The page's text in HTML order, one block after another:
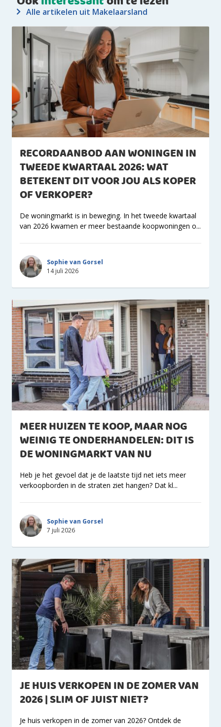
Alle artikelen uit Makelaarsland
RECORDAANBOD AAN WONINGEN IN
TWEEDE KWARTAAL 2026: WAT
BETEKENT DIT VOOR JOU ALS KOPER
OF VERKOPER?
De woningmarkt is in beweging. In het tweede kwartaal
van 2026 kwamen er meer bestaande koopwoningen o...
Sophie van Gorsel
14 juli 2026
MEER HUIZEN TE KOOP, MAAR NOG
WEINIG TE ONDERHANDELEN: DIT IS
DE WONINGMARKT VAN NU
Heb je het gevoel dat je de laatste tijd net iets meer
verkoopborden in de straten ziet hangen? Dat kl...
Sophie van Gorsel
7 juli 2026
JE HUIS VERKOPEN IN DE ZOMER VAN
2026 | SLIM OF JUIST NIET?
Je huis verkopen in de zomer van 2026? Ontdek de